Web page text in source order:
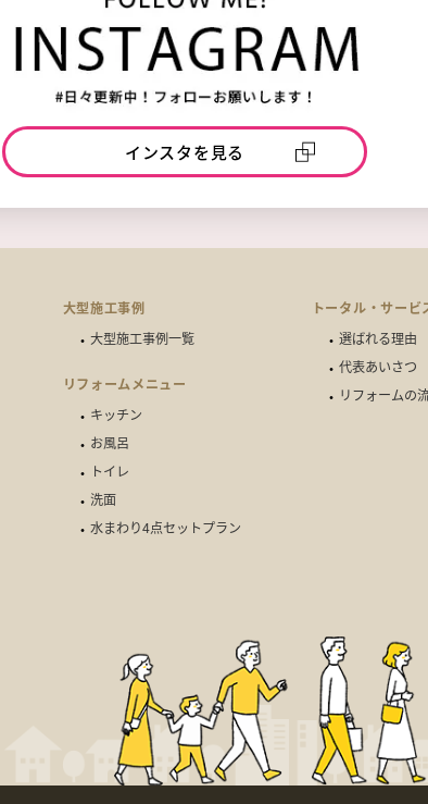
インスタを見る
大型施工事例
大型施工事例一覧
リフォームメニュー
キッチン
お風呂
トイレ
洗面
水まわり4点セットプラン
トータル・サービ
選ばれる理由
代表あいさつ
リフォームの